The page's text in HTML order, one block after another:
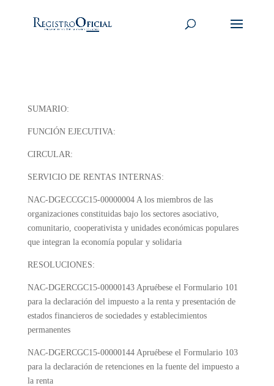
SUMARIO:
FUNCIÓN EJECUTIVA:
CIRCULAR:
SERVICIO DE RENTAS INTERNAS:
NAC-DGECCGC15-00000004 A los miembros de las
organizaciones constituidas bajo los sectores asociativo,
comunitario, cooperativista y unidades económicas populares
que integran la economía popular y solidaria
RESOLUCIONES:
NAC-DGERCGC15-00000143Apruébese el Formulario 101
para la declaración del impuesto a la renta y presentación de
estados financieros de sociedades y establecimientos
permanentes
NAC-DGERCGC15-00000144 Apruébese el Formulario 103
para la declaración de retenciones en la fuente del impuesto a
la renta